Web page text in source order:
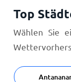
Top
Wählen Sie